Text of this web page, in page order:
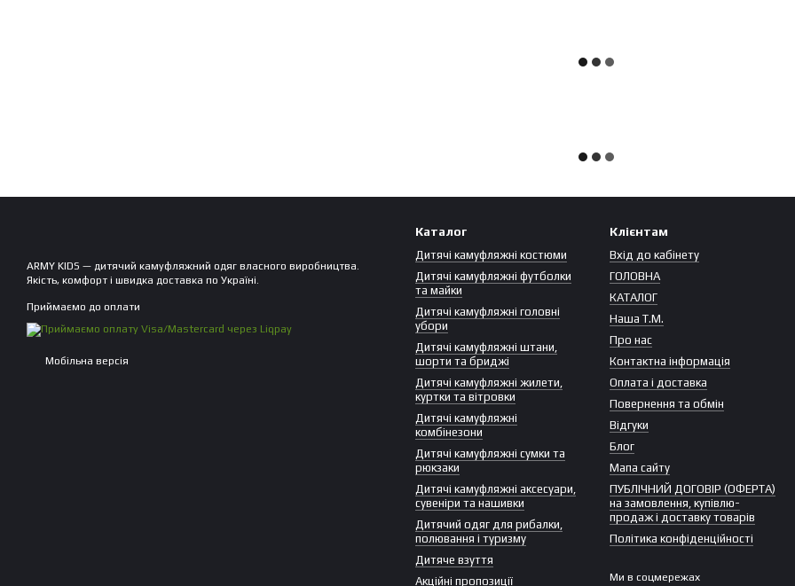
ARMY KIDS — дитячий камуфляжний одяг власного виробництва.
Якість, комфорт і швидка доставка по Україні.
Приймаємо до оплати
Мобільна версія
Каталог
Дитячі камуфляжні костюми
Дитячі камуфляжні футболки
та майки
Дитячі камуфляжні головні
убори
Дитячі камуфляжні штани,
шорти та бриджі
Дитячі камуфляжні жилети,
куртки та вітровки
Дитячі камуфляжні
комбінезони
Дитячі камуфляжні сумки та
рюкзаки
Дитячі камуфляжні аксесуари,
сувеніри та нашивки
Дитячий одяг для рибалки,
полювання і туризму
Дитяче взуття
Акційні пропозиції
Клієнтам
Вхід до кабінету
ГОЛОВНА
КАТАЛОГ
Наша Т.М.
Про нас
Контактна інформація
Оплата і доставка
Повернення та обмін
Відгуки
Блог
Мапа сайту
ПУБЛІЧНИЙ ДОГОВІР (ОФЕРТА)
на замовлення, купівлю-
продаж і доставку товарів
Політика конфіденційності
Ми в соцмережах